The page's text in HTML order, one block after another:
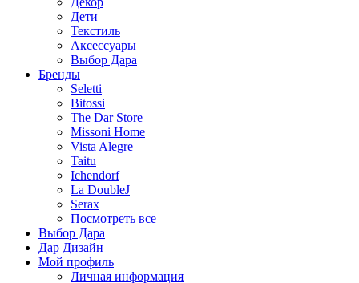
Дети
Текстиль
Аксессуары
Выбор Дара
Бренды
Seletti
Bitossi
The Dar Store
Missoni Home
Vista Alegre
Taitu
Ichendorf
La DoubleJ
Serax
Посмотреть все
Выбор Дара
Дар Дизайн
Мой профиль
Личная информация